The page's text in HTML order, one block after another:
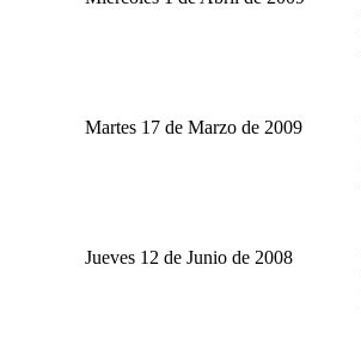
Martes 17 de Marzo de 2009
Jueves 12 de Junio de 2008